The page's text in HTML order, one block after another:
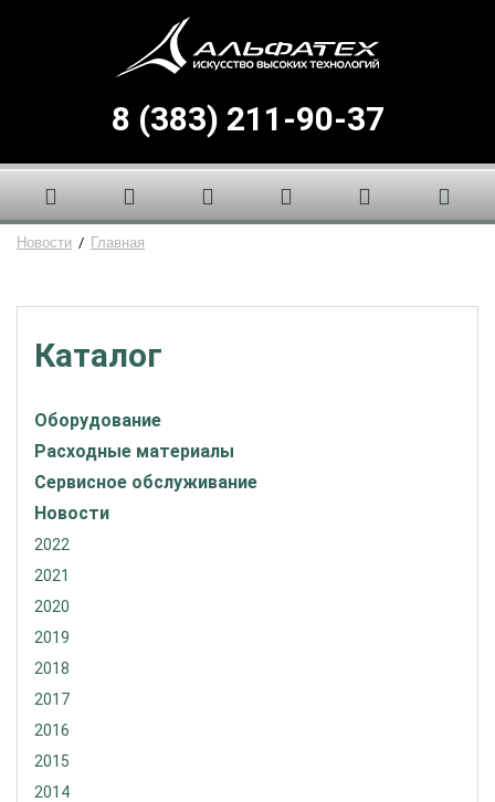
8 (383) 211-90-37
Новости / Главная
Каталог
Оборудование
Расходные материалы
Сервисное обслуживание
Новости
2022
2021
2020
2019
2018
2017
2016
2015
2014